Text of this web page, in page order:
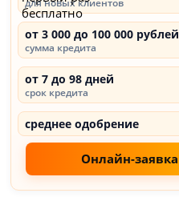
для новых клиентов
от 3 000 до 100 000 рублей
сумма кредита
от 7 до 98 дней
срок кредита
среднее одобрение
Онлайн-заявка